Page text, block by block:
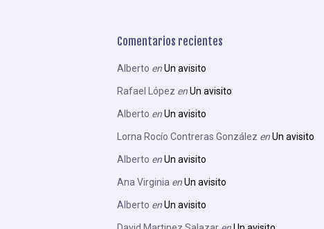
Comentarios recientes
Alberto enUn avisito
Rafael López enUn avisito
Alberto enUn avisito
Lorna Rocío Contreras González enUn avisito
Alberto enUn avisito
Ana Virginia enUn avisito
Alberto enUn avisito